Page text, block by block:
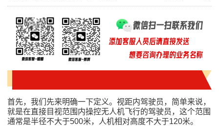
首先，我们先来明确一下定义。视距内驾驶员，简单来说，
就是在直接目视范围内操控无人机飞行的驾驶员，这个范围
通常是半径不大于500米，人机相对高度不大于120米。